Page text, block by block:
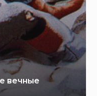
вечные